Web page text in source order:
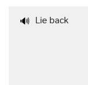
🔊 Lie back